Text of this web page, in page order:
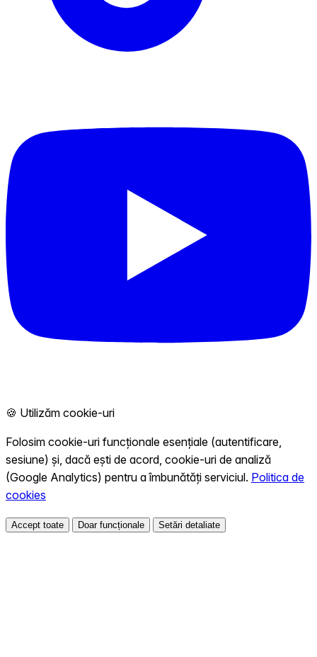
🍪 Utilizăm cookie-uri
Folosim cookie-uri funcționale esențiale (autentificare,
sesiune) și, dacă ești de acord, cookie-uri de analiză
(Google Analytics) pentru a îmbunătăți serviciul. Politica de
cookies
Accept toate Doar funcționale Setări detaliate